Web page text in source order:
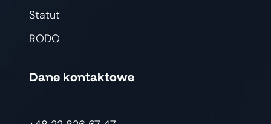
Statut
RODO
Dane kontaktowe